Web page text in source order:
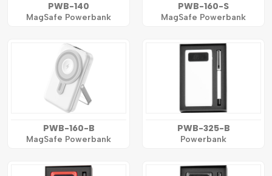
PWB-140
MagSafe Powerbank
PWB-160-S
MagSafe Powerbank
PWB-160-B
MagSafe Powerbank
PWB-325-B
Powerbank